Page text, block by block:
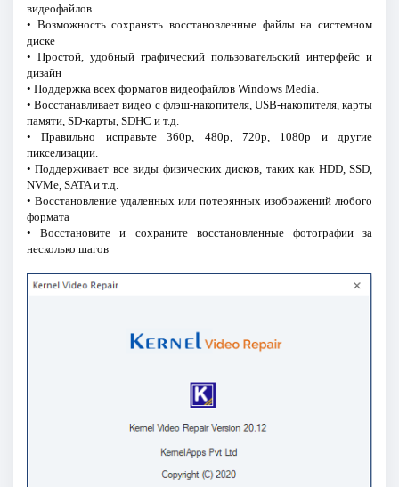
видеофайлов
• Возможность сохранять восстановленные файлы на системном
диске
• Простой, удобный графический пользовательский интерфейс и
дизайн
• Поддержка всех форматов видеофайлов Windows Media.
• Восстанавливает видео с флэш-накопителя, USB-накопителя, карты
памяти, SD-карты, SDHC и т.д.
• Правильно исправьте 360p, 480p, 720p, 1080p и другие
пикселизации.
• Поддерживает все виды физических дисков, таких как HDD, SSD,
NVMe, SATA и т.д.
• Восстановление удаленных или потерянных изображений любого
формата
• Восстановите и сохраните восстановленные фотографии за
несколько шагов